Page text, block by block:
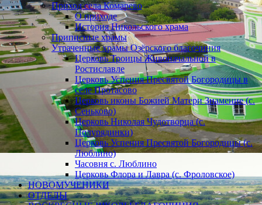
Приход села Комарево
О приходе
История Никольского храма
Приписные храмы
Утраченные храмы Озёрского благочиния
Церковь Троицы Живоначальной в
Ростиславле
Церковь Успения Пресвятой Богородицы в
селе Протасово
Церковь иконы Божией Матери Знамение (с.
Сеньково)
Церковь Николая Чудотворца (с.
Полурядинки)
Церковь Успения Пресвятой Богородицы (с.
Люблино)
Часовня с. Люблино
Церковь Флора и Лавра (с. Фроловское)
НОВОМУЧЕНИКИ
ОТДЕЛЫ